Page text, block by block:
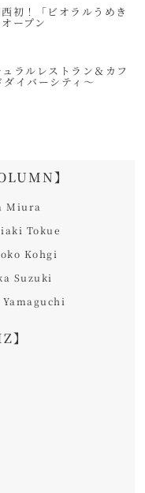
初！「ビオラルうめき
ープン
ラルレストラン＆カフ
イバーシティ～
】
Miura
Tokue
Kohgi
Suzuki
Yamaguchi
】